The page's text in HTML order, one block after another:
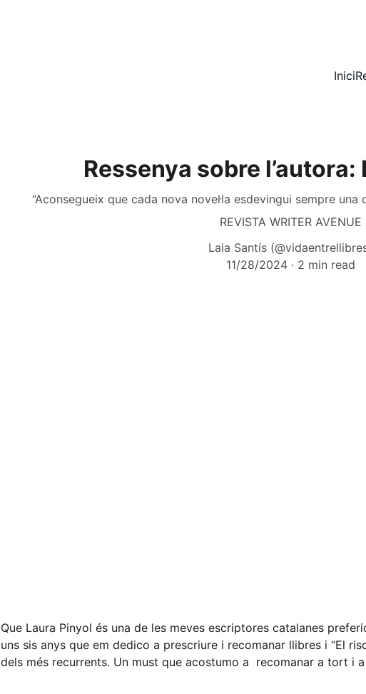
Inici
Ressenya sobre l’autora:
“Aconsegueix que cada nova novel·la esdevingui sempre
REVISTA WRITER AVENUE
Laia Santís
11/28/2024
2 min read
Que Laura Pinyol és una de les meves escriptores catalanes
uns sis anys que em dedico a prescriure i recomanar llibres i “El
dels més recurrents. Un must que acostumo a  recomanar a tort i